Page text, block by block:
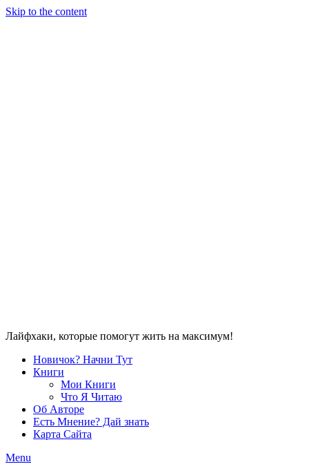
Skip to the content
Лайфхаки, которые помогут жить на максимум!
Новичок? Начни Тут
Книги
Мои Книги
Что Я Читаю
Об Авторе
Есть Мнение? Дай знать
Карта Сайта
Menu